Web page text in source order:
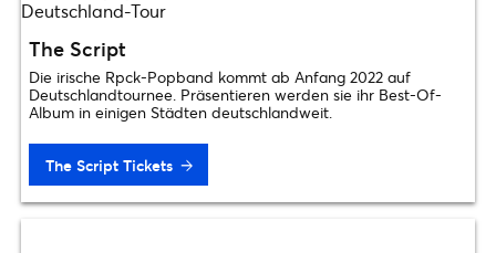
The Script
Die irische Rpck-Popband kommt ab Anfang 2022 auf
Deutschlandtournee. Präsentieren werden sie ihr Best-Of-
Album in einigen Städten deutschlandweit.
The Script Tickets